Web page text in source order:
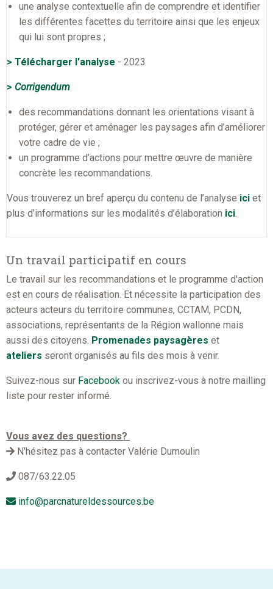
une analyse contextuelle afin de comprendre et identifier
les différentes facettes du territoire ainsi que les enjeux
qui lui sont propres ;
> Télécharger l'analyse - 2023
> Corrigendum
des recommandations donnant les orientations visant à
protéger, gérer et aménager les paysages afin d’améliorer
votre cadre de vie ;
un programme d’actions pour mettre œuvre de manière
concrète les recommandations.
Vous trouverez un bref aperçu du contenu de l’analyse ici et
plus d’informations sur les modalités d’élaboration ici.
Un travail participatif en cours
Le travail sur les recommandations et le programme d'action
est en cours de réalisation. Et nécessite la participation des
acteurs acteurs du territoire communes, CCTAM, PCDN,
associations, représentants de la Région wallonne mais
aussi des citoyens. Promenades paysagères et
ateliers seront organisés au fils des mois à venir.
Suivez-nous sur Facebook ou inscrivez-vous à notre mailling
liste pour rester informé.
Vous avez des questions?
N'hésitez pas à contacter Valérie Dumoulin
087/63.22.05
info@parcnatureldessources.be